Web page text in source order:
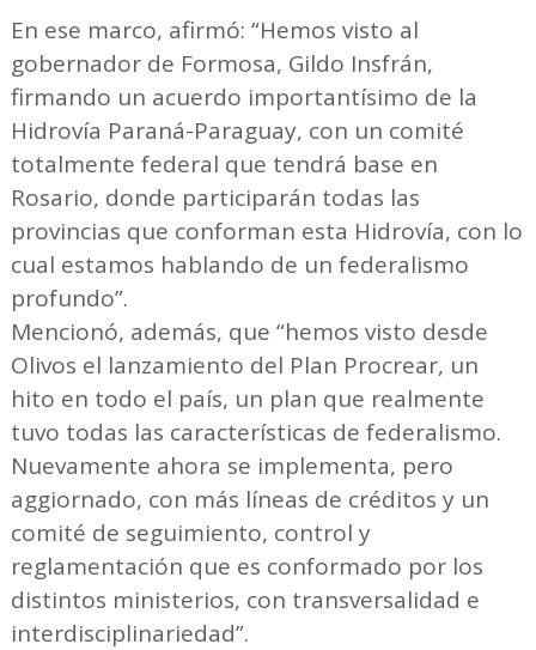
En ese marco, afirmó: “Hemos visto al
gobernador de Formosa, Gildo Insfrán,
firmando un acuerdo importantísimo de la
Hidrovía Paraná-Paraguay, con un comité
totalmente federal que tendrá base en
Rosario, donde participarán todas las
provincias que conforman esta Hidrovía, con lo
cual estamos hablando de un federalismo
profundo”.
Mencionó, además, que “hemos visto desde
Olivos el lanzamiento del Plan Procrear, un
hito en todo el país, un plan que realmente
tuvo todas las características de federalismo.
Nuevamente ahora se implementa, pero
aggiornado, con más líneas de créditos y un
comité de seguimiento, control y
reglamentación que es conformado por los
distintos ministerios, con transversalidad e
interdisciplinariedad”.